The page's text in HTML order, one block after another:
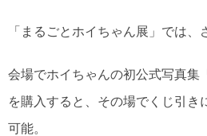
「まるごとホイちゃん展」では、
会場でホイちゃんの初公式写真集
を購入すると、その場でくじ引き
可能。